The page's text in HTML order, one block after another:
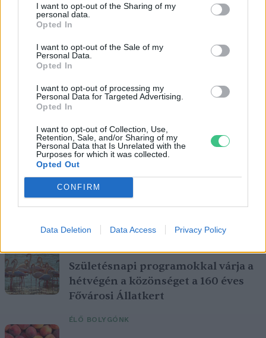
I want to opt-out of the Sharing of my
personal data.
Opted In
I want to opt-out of the Sale of my
Personal Data.
Opted In
I want to opt-out of processing my
Personal Data for Targeted Advertising.
Opted In
I want to opt-out of Collection, Use,
Retention, Sale, and/or Sharing of my
Personal Data that Is Unrelated with the
Purposes for which it was collected.
Opted Out
CONFIRM
Data Deletion Data Access Privacy Policy
és a fényszegény környezetet.
Születésnapi programokkal várja a
hétvégén a közönséget a 160 éves
Fővárosi Állatkert
ÉLŐ BOLYGÓNK